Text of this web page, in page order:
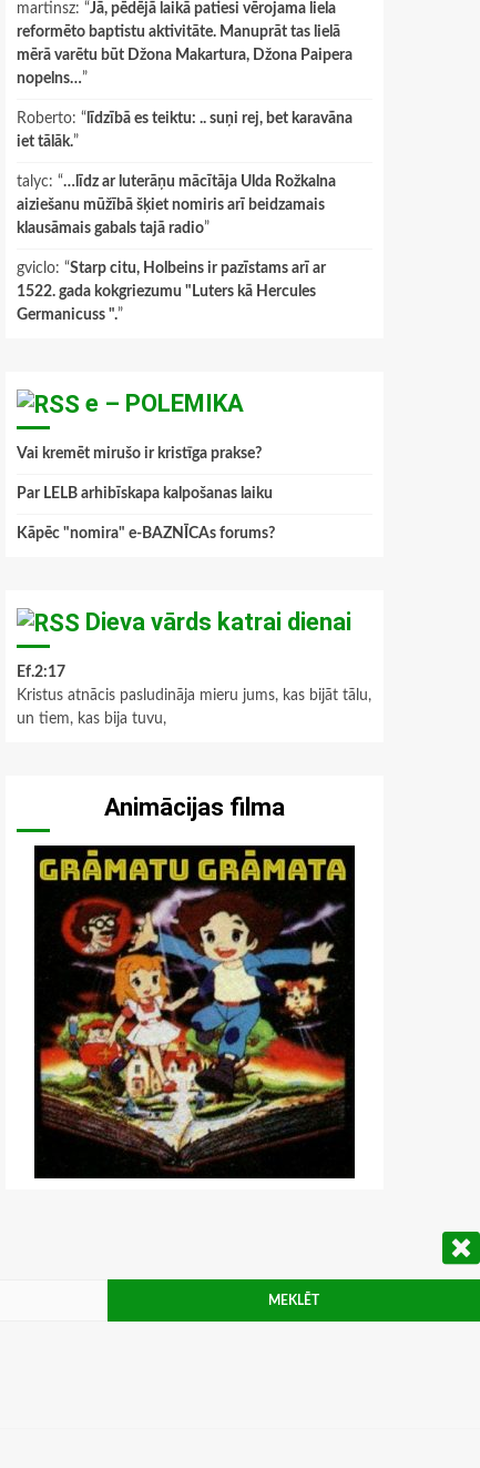
martinsz: “Jā, pēdējā laikā patiesi vērojama liela
reformēto baptistu aktivitāte. Manuprāt tas lielā
mērā varētu būt Džona Makartura, Džona Paipera
nopelns…”
Roberto: “ līdzībā es teiktu: .. suņi rej, bet karavāna
iet tālāk.”
talyc: “…līdz ar luterāņu mācītāja Ulda Rožkalna
aiziešanu mūžībā šķiet nomiris arī beidzamais
klausāmais gabals tajā radio”
gviclo: “Starp citu, Holbeins ir pazīstams arī ar
1522. gada kokgriezumu "Luters kā Hercules
Germanicuss ".”
e – POLEMIKA
Vai kremēt mirušo ir kristīga prakse?
Par LELB arhibīskapa kalpošanas laiku
Kāpēc "nomira" e-BAZNĪCAs forums?
Dieva vārds katrai dienai
Ef.2:17
Kristus atnācis pasludināja mieru jums, kas bijāt tālu,
un tiem, kas bija tuvu,
Animācijas filma